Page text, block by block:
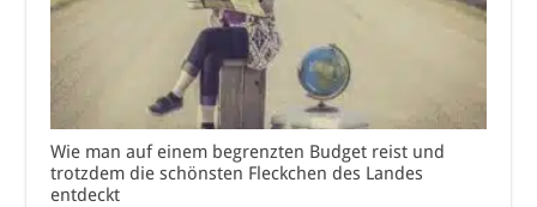
Wie man auf einem begrenzten Budget reist und
trotzdem die schönsten Fleckchen des Landes
entdeckt